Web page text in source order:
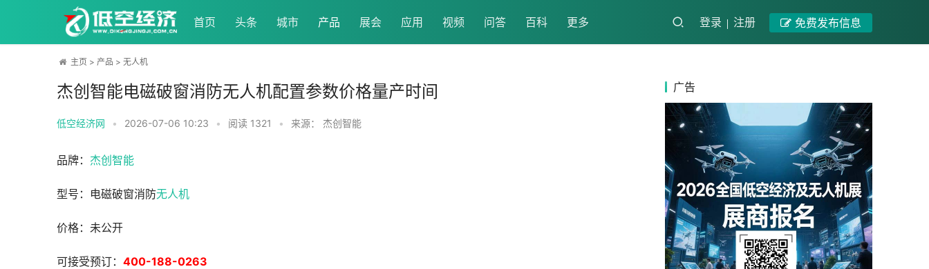
首页 头条 城市 产品 展会 应用 视频 问答 百科 更多 登录 注册 免费发布信息
主页 > 产品 > 无人机
杰创智能电磁破窗消防无人机配置参数价格量产时间
低空经济网 • 2026-07-06 10:23 • 阅读 1321 • 来源： 杰创智能
品牌： 杰创智能
型号：电磁破窗消防无人机
价格：未公开
可接受预订： 400-188-0263
广告